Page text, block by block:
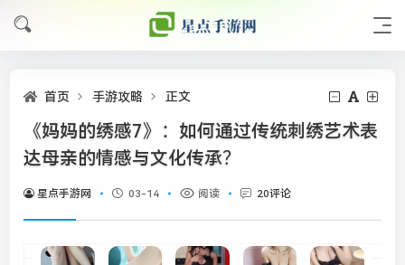
首页 手游攻略 正文
《妈妈的绣感7》：如何通过传统刺绣艺术表
达母亲的情感与文化传承？
星点手游网 03-14 阅读 20评论